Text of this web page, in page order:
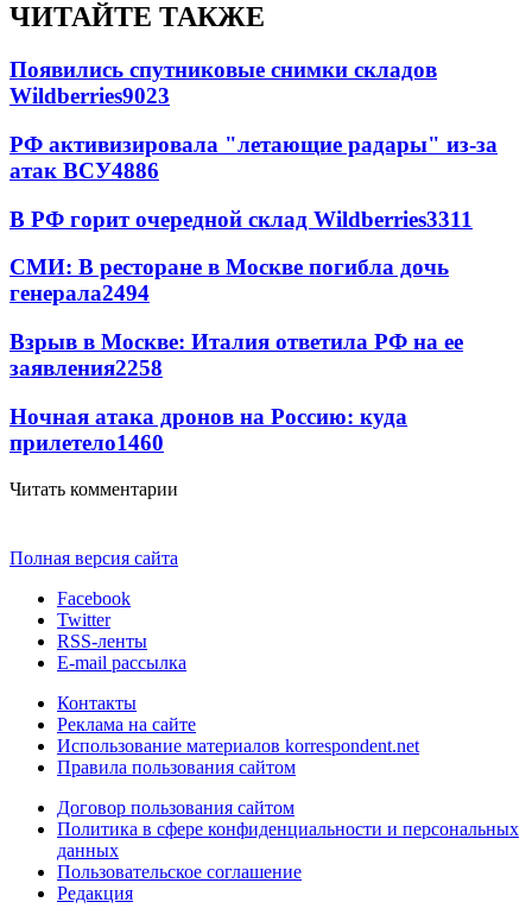
ЧИТАЙТЕ ТАКЖЕ
Появились спутниковые снимки складов
Wildberries9023
РФ активизировала "летающие радары" из-за
атак ВСУ4886
В РФ горит очередной склад Wildberries3311
СМИ: В ресторане в Москве погибла дочь
генерала2494
Взрыв в Москве: Италия ответила РФ на ее
заявления2258
Ночная атака дронов на Россию: куда
прилетело1460
Читать комментарии
Полная версия сайта
Facebook
Twitter
RSS-ленты
E-mail рассылка
Контакты
Реклама на сайте
Использование материалов korrespondent.net
Правила пользования сайтом
Договор пользования сайтом
Политика в сфере конфиденциальности и персональных
данных
Пользовательское соглашение
Редакция